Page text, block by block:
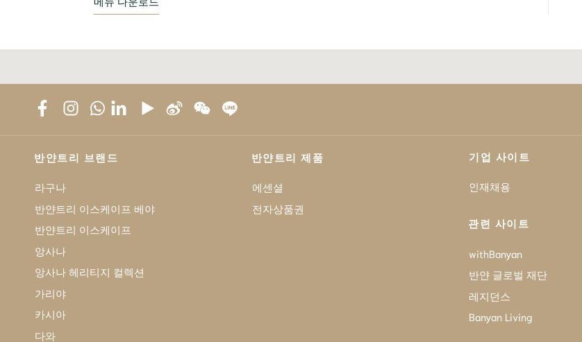
반얀트리 브랜드
라구나
반얀트리 이스케이프 베야
반얀트리 이스케이프
앙사나
앙사나 헤리티지 컬렉션
가리야
카시아
다와
반얀트리 제품
에센셜
전자상품권
기업 사이트
인재채용
관련 사이트
withBanyan
반얀 글로벌 재단
레지던스
Banyan Living